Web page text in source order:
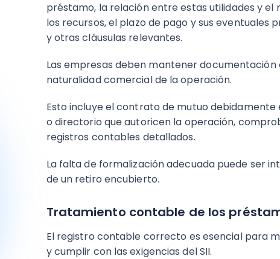
préstamo, la relación entre estas utilidades y
los recursos, el plazo de pago y sus
y otras cláusulas relevantes.​
Las empresas deben mantener
naturalidad comercial de la operación.
Esto incluye el contrato de mutuo
o directorio que autoricen la operación,
registros contables detallados.
La falta de formalización adecuada puede ser
de un retiro encubierto.
Tratamiento contable de los
El registro contable correcto es esencial para
y cumplir con las exigencias del SII.